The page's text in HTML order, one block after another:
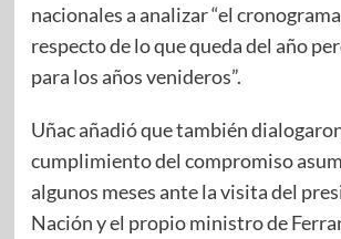
nacionales a analizar “el
respecto de lo que queda del año
para los años venideros”.
Uñac añadió que también
cumplimiento del compromiso
algunos meses ante la visita del
Nación y el propio ministro de